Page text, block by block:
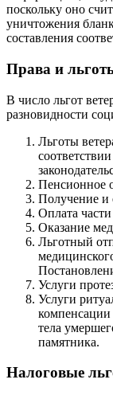
поскольку оно
уничтожения
составления
Права и
В число льгот
разновидности
Льготы
Пенсионное
Получение и
Оплата
Оказание
Льготный
Услуги
Услуги
компенсации
тела
памятника.
Налоговые